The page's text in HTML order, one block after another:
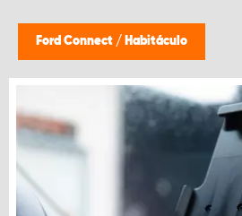
Ford Connect / Habitáculo